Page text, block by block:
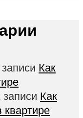
записи Как
Как
квартире